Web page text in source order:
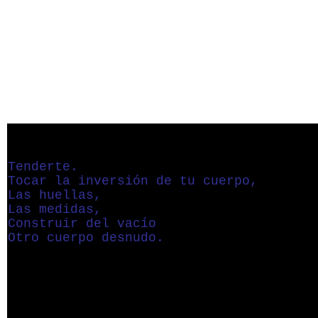
Tenderte.
Tocar la inversión de tu cuerpo,
Las huellas,
Las medidas,
Construir del vacío
Otro cuerpo desnudo.